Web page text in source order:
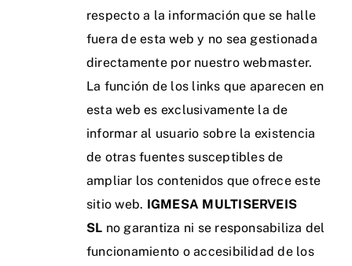
respecto a la información que se halle
fuera de esta web y no sea gestionada
directamente por nuestro webmaster.
La función de los links que aparecen en
esta web es exclusivamente la de
informar al usuario sobre la existencia
de otras fuentes susceptibles de
ampliar los contenidos que ofrece este
sitio web. IGMESA MULTISERVEIS
SL no garantiza ni se responsabiliza del
funcionamiento o accesibilidad de los